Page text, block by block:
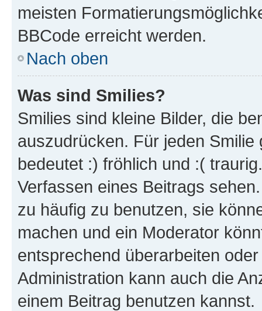
meisten
BBCode erreicht werden.
Nach oben
Was sind Smilies?
Smilies sind kleine Bilder, die
auszudrücken. Für jeden
bedeutet :) fröhlich und :(
Verfassen eines Beitrags
zu häufig zu benutzen, sie
machen und ein Moderator
entsprechend überarbeiten
Administration kann auch die
einem Beitrag benutzen kannst.